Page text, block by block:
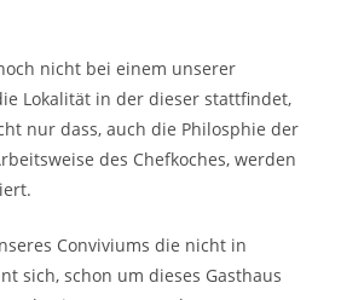
nicht bei einem unserer
Lokalität in der dieser stattfindet,
nur dass, auch die Philosphie der
des Chefkoches, werden
Conviviums die nicht in
sich, schon um dieses Gasthaus